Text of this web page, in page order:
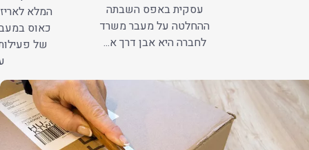
עסקית באפס השבתה
ההחלטה על מעבר משרד
לחברה היא אבן דרך א...
המלא
כאוס
של